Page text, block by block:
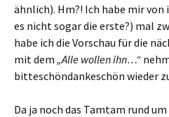
ähnlich). Hm?! Ich habe mir
es nicht sogar die erste?) mal
habe ich die Vorschau für die
mit dem „Alle wollen ihn…“
bitteschöndankeschön wieder
Da ja noch das Tamtam rund